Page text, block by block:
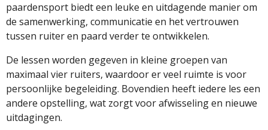
paardensport biedt een leuke en uitdagende manier om
de samenwerking, communicatie en het vertrouwen
tussen ruiter en paard verder te ontwikkelen.
De lessen worden gegeven in kleine groepen van
maximaal vier ruiters, waardoor er veel ruimte is voor
persoonlijke begeleiding. Bovendien heeft iedere les een
andere opstelling, wat zorgt voor afwisseling en nieuwe
uitdagingen.